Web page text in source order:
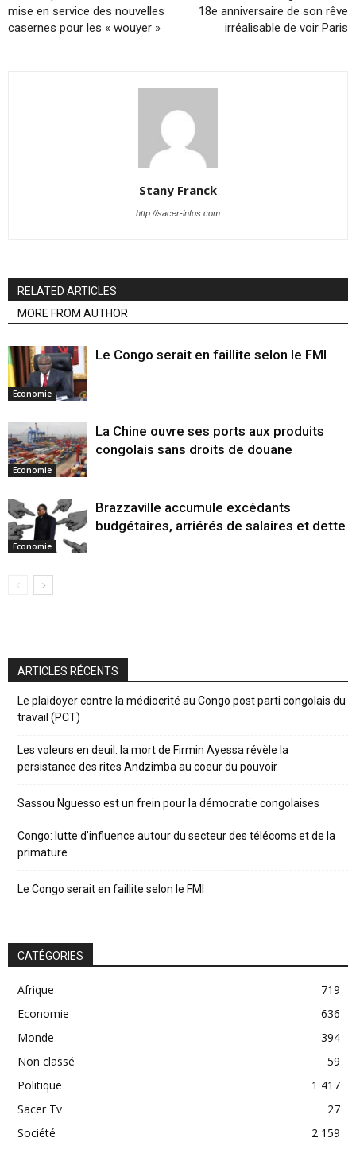
mise en service des nouvelles
casernes pour les « wouyer »
18e anniversaire de son rêve
irréalisable de voir Paris
Stany Franck
http://sacer-infos.com
RELATED ARTICLES
MORE FROM AUTHOR
Economie
Le Congo serait en faillite selon le FMI
Economie
La Chine ouvre ses ports aux produits
congolais sans droits de douane
Economie
Brazzaville accumule excédants
budgétaires, arriérés de salaires et dette
ARTICLES RÉCENTS
Le plaidoyer contre la médiocrité au Congo post parti congolais du
travail (PCT)
Les voleurs en deuil: la mort de Firmin Ayessa révèle la
persistance des rites Andzimba au coeur du pouvoir
Sassou Nguesso est un frein pour la démocratie congolaises
Congo: lutte d’influence autour du secteur des télécoms et de la
primature
Le Congo serait en faillite selon le FMI
CATÉGORIES
Afrique
719
Economie
636
Monde
394
Non classé
59
Politique
1 417
Sacer Tv
27
Société
2 159